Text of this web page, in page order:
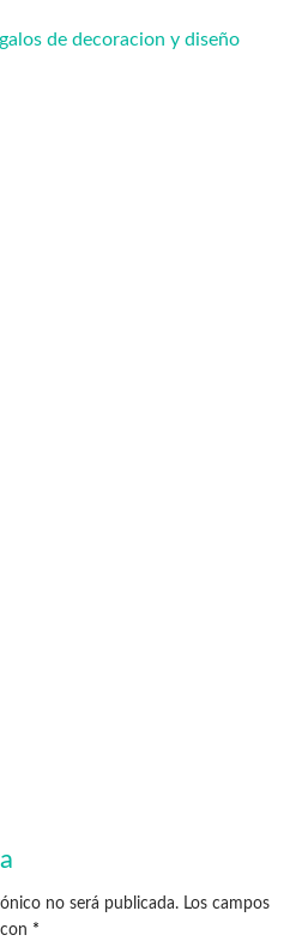
de decoracion y diseño
no será publicada. Los campos
*